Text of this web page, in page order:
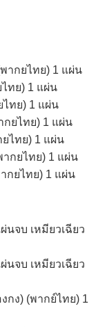
ากยไทย) 1 แผ่น
ทย) 1 แผ่น
ไทย) 1 แผ่น
กยไทย) 1 แผ่น
ยไทย) 1 แผ่น
ากยไทย) 1 แผ่น
กยไทย) 1 แผ่น
นจบ เหมียวเฉียว
นจบ เหมียวเฉียว
กง) (พากย์ไทย) 1